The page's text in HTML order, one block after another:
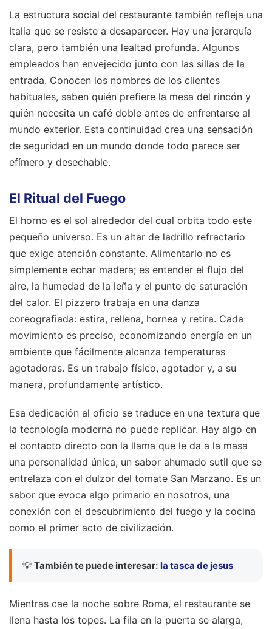
La estructura social del restaurante también refleja una
Italia que se resiste a desaparecer. Hay una jerarquía
clara, pero también una lealtad profunda. Algunos
empleados han envejecido junto con las sillas de la
entrada. Conocen los nombres de los clientes
habituales, saben quién prefiere la mesa del rincón y
quién necesita un café doble antes de enfrentarse al
mundo exterior. Esta continuidad crea una sensación
de seguridad en un mundo donde todo parece ser
efímero y desechable.
El Ritual del Fuego
El horno es el sol alrededor del cual orbita todo este
pequeño universo. Es un altar de ladrillo refractario
que exige atención constante. Alimentarlo no es
simplemente echar madera; es entender el flujo del
aire, la humedad de la leña y el punto de saturación
del calor. El pizzero trabaja en una danza
coreografiada: estira, rellena, hornea y retira. Cada
movimiento es preciso, economizando energía en un
ambiente que fácilmente alcanza temperaturas
agotadoras. Es un trabajo físico, agotador y, a su
manera, profundamente artístico.
Esa dedicación al oficio se traduce en una textura que
la tecnología moderna no puede replicar. Hay algo en
el contacto directo con la llama que le da a la masa
una personalidad única, un sabor ahumado sutil que se
entrelaza con el dulzor del tomate San Marzano. Es un
sabor que evoca algo primario en nosotros, una
conexión con el descubrimiento del fuego y la cocina
como el primer acto de civilización.
💡 También te puede interesar: la tasca de jesus
Mientras cae la noche sobre Roma, el restaurante se
llena hasta los topes. La fila en la puerta se alarga,